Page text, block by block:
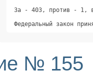
За - 403,
№ 155